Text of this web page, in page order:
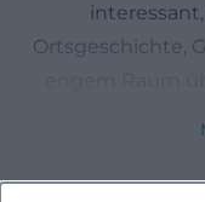
Ortsgeschichte,